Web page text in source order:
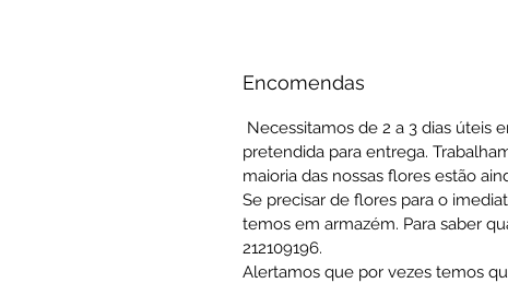
Encomendas
Necessitamos de 2 a 3 dias úteis
pretendida para entrega.
maioria das nossas flores estão
Se precisar de flores para o
temos em armazém. Para saber
212109196.
Alertamos que por vezes temos